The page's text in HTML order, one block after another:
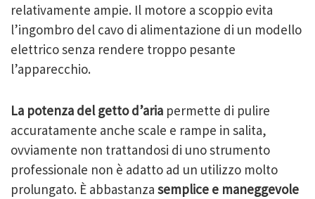
relativamente ampie. Il motore a scoppio evita
l’ingombro del cavo di alimentazione di un modello
elettrico senza rendere troppo pesante
l’apparecchio.
La potenza del getto d’aria permette di pulire
accuratamente anche scale e rampe in salita,
ovviamente non trattandosi di uno strumento
professionale non è adatto ad un utilizzo molto
prolungato. È abbastanza semplice e maneggevole